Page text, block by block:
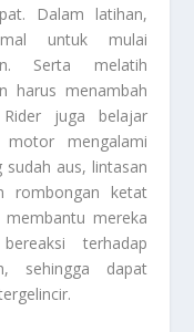
Dalam latihan,
untuk mulai
Serta melatih
harus menambah
juga belajar
motor mengalami
sudah aus, lintasan
rombongan ketat
membantu mereka
terhadap
sehingga dapat